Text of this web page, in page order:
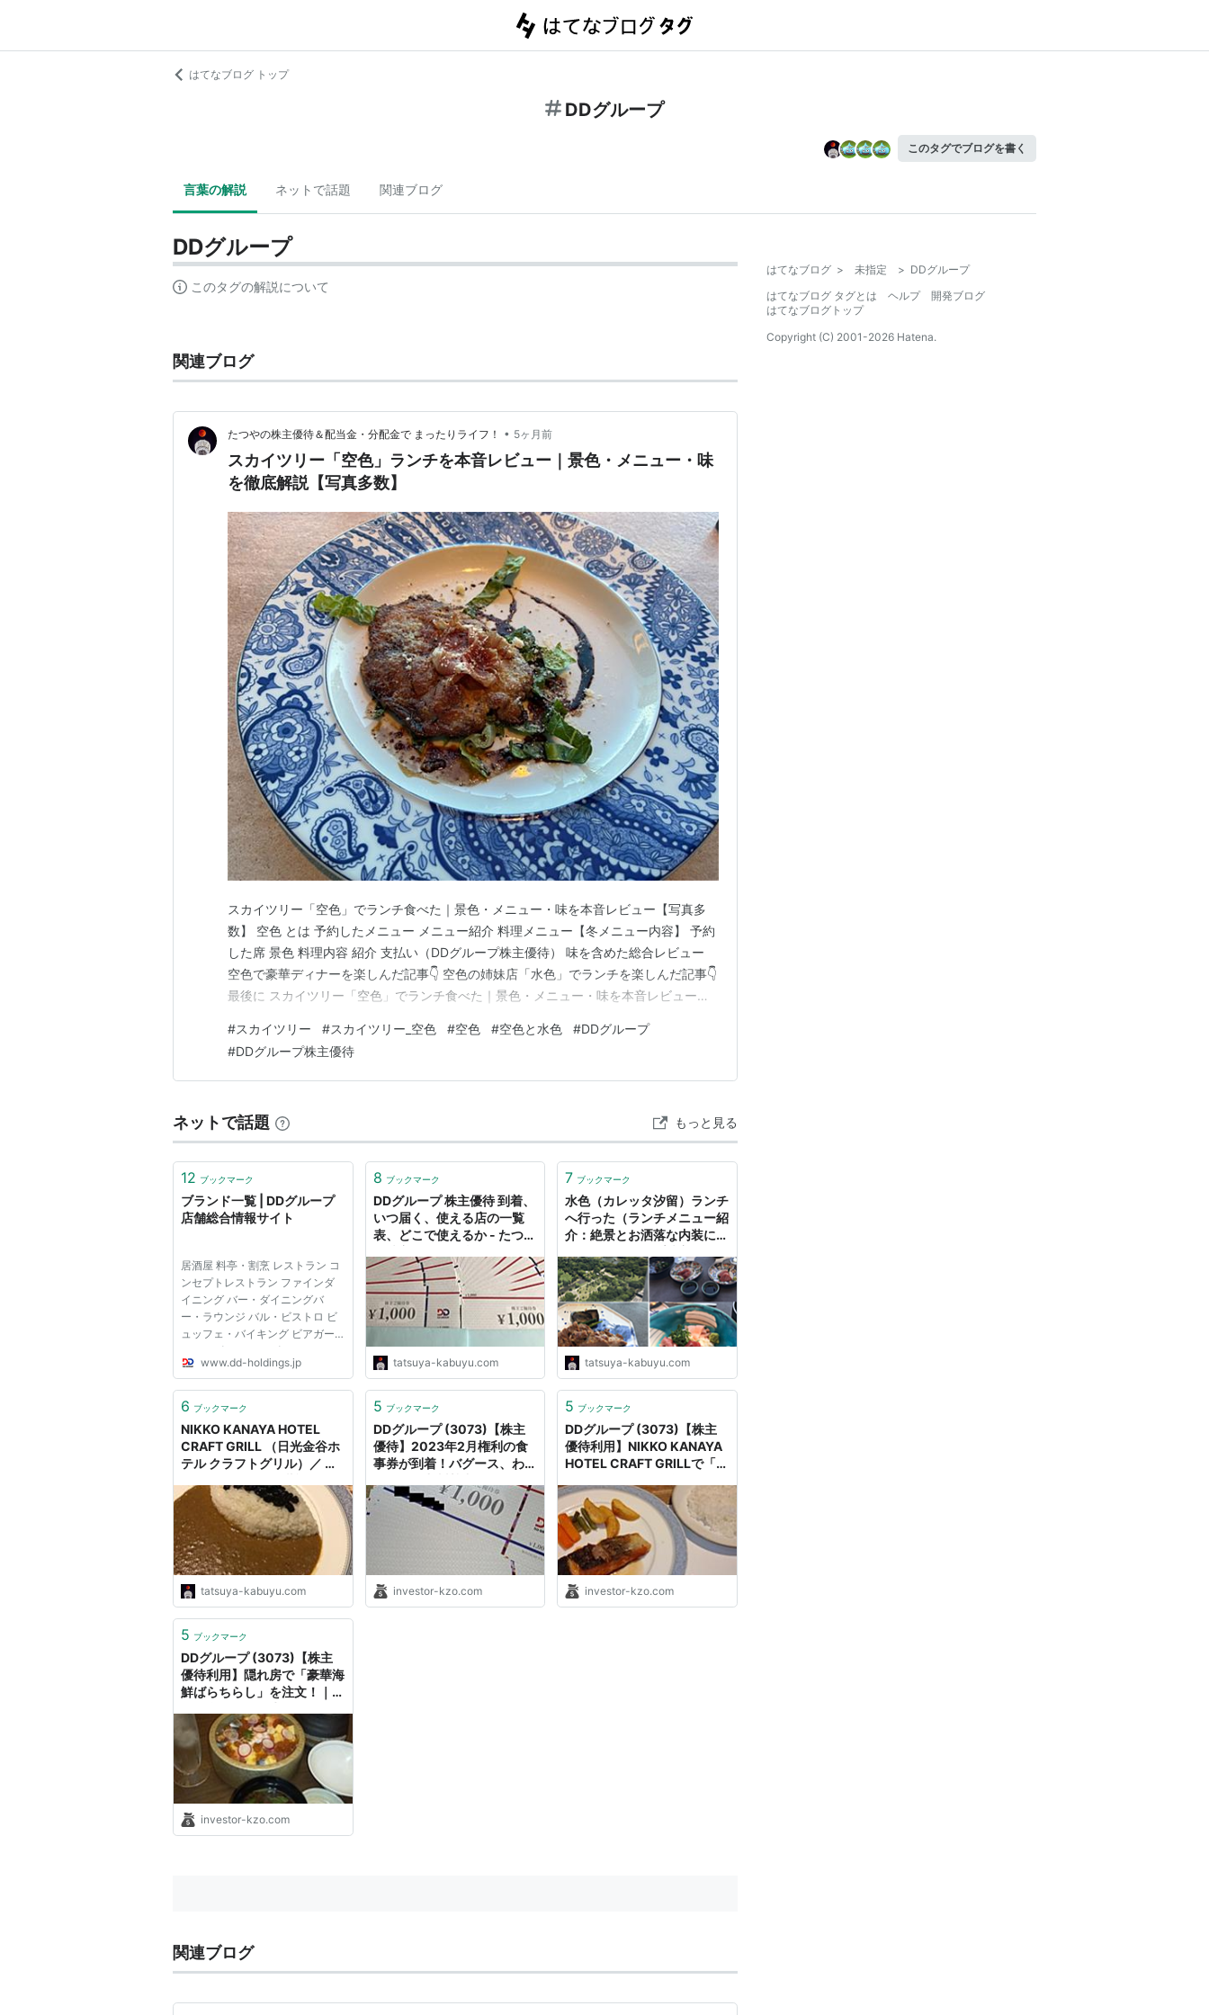
はてなブログ トップ
DDグループ
このタグでブログを書く
言葉の解説 ネットで話題 関連ブログ
DDグループ
このタグの解説について
関連ブログ
たつやの株主優待＆配当金・分配金で まったりライフ！ • 5ヶ月前
スカイツリー「空色」ランチを本音レビュー｜景色・メニュー・味
を徹底解説【写真多数】
スカイツリー「空色」でランチ食べた｜景色・メニュー・味を本音レビュー【写真多
数】 空色 とは 予約したメニュー メニュー紹介 料理メニュー【冬メニュー内容】 予約
した席 景色 料理内容 紹介 支払い（DDグループ株主優待） 味を含めた総合レビュー
空色で豪華ディナーを楽しんだ記事👇 空色の姉妹店「水色」でランチを楽しんだ記事👇
最後に スカイツリー「空色」でランチ食べた｜景色・メニュー・味を本音レビュー
チ食べたので、景色、メニュー、味を本音でレビュー、ブログで報告します。 写真多
数でお届けします。 空色 とは ＤＤ…
#スカイツリー #スカイツリー_空色 #空色 #空色と水色 #DDグループ
#DDグループ株主優待
ネットで話題 もっと見る
12 ブックマーク
ブランド一覧 | DDグループ
店舗総合情報サイト
居酒屋 料亭・割烹 レストラン コ
ンセプトレストラン ファインダ
イニング バー・ダイニングバ
ー・ラウンジ バル・ビストロ ビ
ュッフェ・バイキング ビアガー
デン・ビアテラス ビアホール カ
フェ・茶房 カラオケ ダーツ ビリ
漫画喫茶・インターネットカフェ
www.dd-holdings.jp
8 ブックマーク
DDグループ 株主優待 到着、
いつ届く、使える店の一覧
表、どこで使えるか - たつや
で まったりライフ！
tatsuya-kabuyu.com
7 ブックマーク
水色（カレッタ汐留）ランチ
へ行った（ランチメニュー紹
介：絶景とお洒落な内装に感
汐留 地上200mの天空で進
化系の和食を） - たつやの株
主優待＆配当金・分配金で
まったりライフ！
tatsuya-kabuyu.com
6 ブックマーク
NIKKO KANAYA HOTEL
CRAFT GRILL （日光金谷ホ
テル クラフトグリル）／ 百
グループ株主優待 - たつやの
株主優待＆配当金・分配金で
まったりライフ！
tatsuya-kabuyu.com
5 ブックマーク
DDグループ (3073)【株主
優待】2023年2月権利の食
事券が到着！バグース、わら
えます！｜くきの楽しい投資
investor-kzo.com
5 ブックマーク
DDグループ (3073)【株主
優待利用】NIKKO KANAYA
HOTEL CRAFT GRILLで「サ
ソース(サラダ・スープ・ラ
イス or パン)」を注文！｜く
きの楽しい投資生活
investor-kzo.com
5 ブックマーク
DDグループ (3073)【株主
優待利用】隠れ房で「豪華海
鮮ばらちらし」を注文！｜く
investor-kzo.com
関連ブログ
はてなブログ > 未指定 > DDグループ
はてなブログ タグとは
ヘルプ
開発ブログ
はてなブログトップ
Copyright (C) 2001-2026 Hatena.